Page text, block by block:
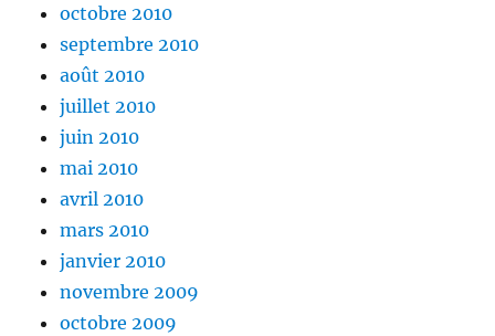
octobre 2010
septembre 2010
août 2010
juillet 2010
juin 2010
mai 2010
avril 2010
mars 2010
janvier 2010
novembre 2009
octobre 2009